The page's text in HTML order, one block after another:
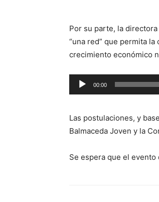
Por su parte, la
“una red” que permita
crecimiento económico
Reproductor
de
00:00
Las postulaciones, y
Balmaceda Joven y la
Se espera que el